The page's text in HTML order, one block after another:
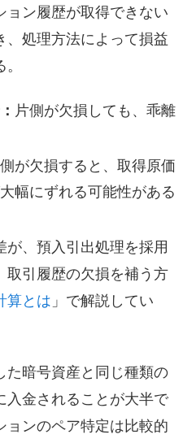
ョン履歴が取得できない
、処理方法によって損益
片側が欠損しても、乖離
が欠損すると、取得原価
幅にずれる可能性がある
が、預入引出処理を採用
取引履歴の欠損を補う方
算とは 」で解説してい
た暗号資産と同じ種類の
入金されることが大半で
ョンのペア特定は比較的